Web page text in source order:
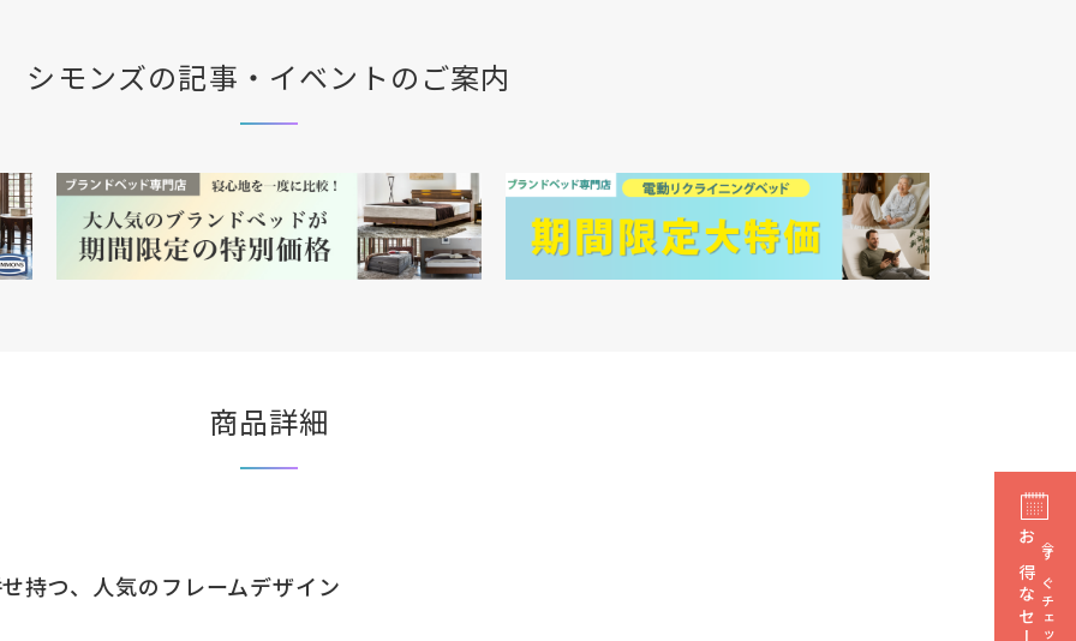
シモンズの記事・イベントのご案内
商品詳細
持つ、人気のフレームデザイン 今すぐチェック